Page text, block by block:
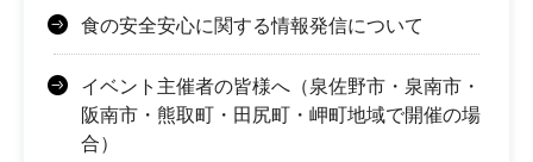
食の安全安心に関する情報発信について
イベント主催者の皆様へ（泉佐野市・泉南市・
阪南市・熊取町・田尻町・岬町地域で開催の場
合）